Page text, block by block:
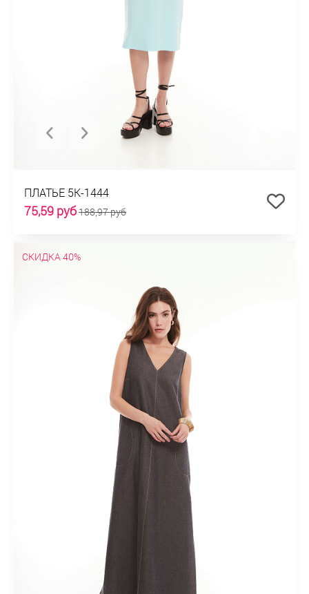
ПЛАТЬЕ 5К-1444
75,59 руб188,97 руб
СКИДКА 40%